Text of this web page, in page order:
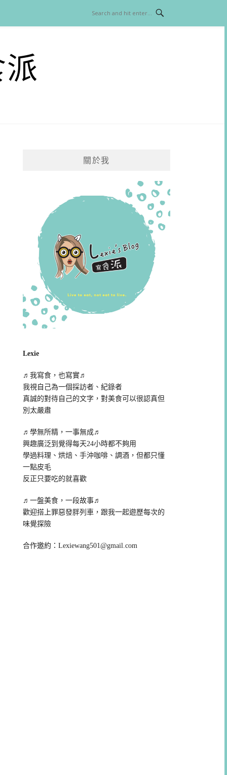
關於我
Lexie
♬我寫食，也寫實♬
我視自己為一個採訪者、紀錄者
真誠的對待自己的文字，對美食可以很認真但
別太嚴肅
♬學無所精，一事無成♬
興趣廣泛到覺得每天24小時都不夠用
學過料理、烘焙、手沖咖啡、調酒，但都只懂
一點皮毛
反正只要吃的就喜歡
♬一盤美食，一段故事♬
歡迎搭上罪惡發胖列車，跟我一起遊歷每次的
味覺探險
合作邀約：Lexiewang501@gmail.com